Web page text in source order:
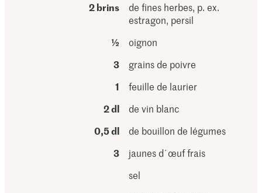
2 brins
de fines herbes, p. ex.
estragon, persil
½
oignon
3
grains de poivre
1
feuille de laurier
2 dl
de vin blanc
0,5 dl
de bouillon de légumes
3
jaunes d´œuf frais
sel